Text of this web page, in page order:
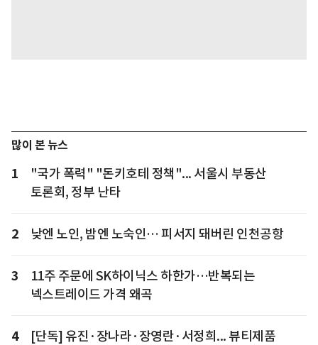
많이 본 뉴스
1
"국가 폭력" "돈키호테 정책"... 서울시 부동산
토론회, 정부 난타
2 낮엔 노인, 밤엔 노숙인… 피서지 돼버린 인천공항
3
11주 주문에 SK하이닉스 하한가…반복되는
넥스트레이드 가격 왜곡
4
[단독] 유진·장나라·장영란·서정희... 뷰티제품